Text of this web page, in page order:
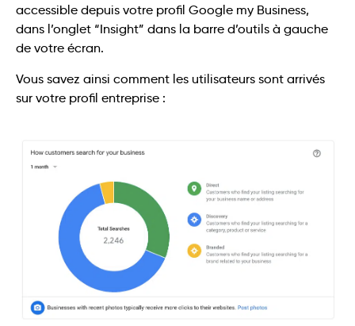
accessible depuis votre profil Google my Business,
dans l’onglet “Insight” dans la barre d’outils à gauche
de votre écran.
Vous savez ainsi comment les utilisateurs sont arrivés
sur votre profil entreprise :